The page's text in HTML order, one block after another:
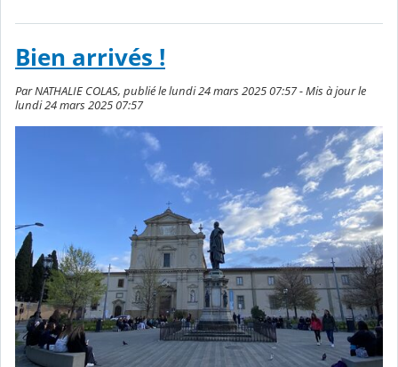
Bien arrivés !
Par NATHALIE COLAS, publié le lundi 24 mars 2025 07:57 - Mis à jour le
lundi 24 mars 2025 07:57